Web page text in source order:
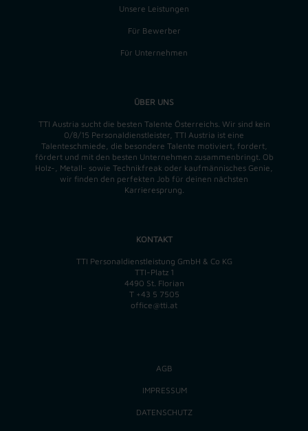
Unsere Leistungen
Für Bewerber
Für Unternehmen
ÜBER UNS
TTI Austria sucht die besten Talente Österreichs. Wir sind kein
0/8/15 Personaldienstleister, TTI Austria ist eine
Talenteschmiede, die besondere Talente motiviert, fordert,
fördert und mit den besten Unternehmen zusammenbringt. Ob
Holz-, Metall- sowie Technikfreak oder kaufmännisches Genie,
wir finden den perfekten Job für deinen nächsten
Karrieresprung.
KONTAKT
TTI Personaldienstleistung GmbH & Co KG
TTI-Platz 1
4490 St. Florian
T +43 5 7505
office@tti.at
AGB
IMPRESSUM
DATENSCHUTZ